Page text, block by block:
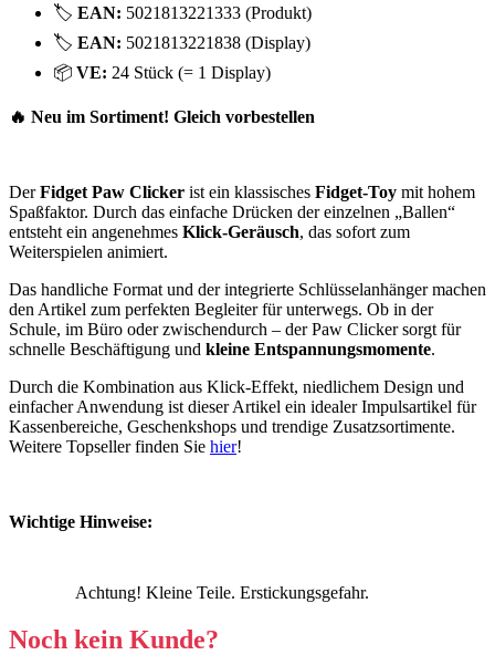
🏷️ EAN: 5021813221333 (Produkt)
🏷️ EAN: 5021813221838 (Display)
📦 VE: 24 Stück (= 1 Display)
🔥 Neu im Sortiment! Gleich vorbestellen
DerFidget Paw Clicker ist ein klassisches Fidget-Toy mit hohem
Spaßfaktor. Durch das einfache Drücken der einzelnen „Ballen“
entsteht ein angenehmes Klick-Geräusch, das sofort zum
Weiterspielen animiert.
Das handliche Format und der integrierte Schlüsselanhänger machen
den Artikel zum perfekten Begleiter für unterwegs. Ob in der
Schule, im Büro oder zwischendurch – der Paw Clicker sorgt für
schnelle Beschäftigung und kleine Entspannungsmomente.
Durch die Kombination aus Klick-Effekt, niedlichem Design und
einfacher Anwendung ist dieser Artikel ein idealer Impulsartikel für
Kassenbereiche, Geschenkshops und trendige Zusatzsortimente.
Weitere Topseller finden Sie hier!
Wichtige Hinweise:
Achtung! Kleine Teile. Erstickungsgefahr.
Noch kein Kunde?